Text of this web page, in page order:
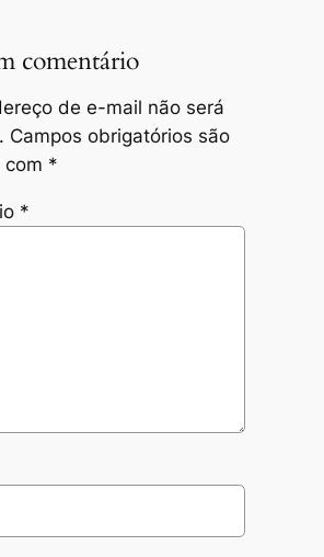
comentário
de e-mail não será
Campos obrigatórios são
com *
*